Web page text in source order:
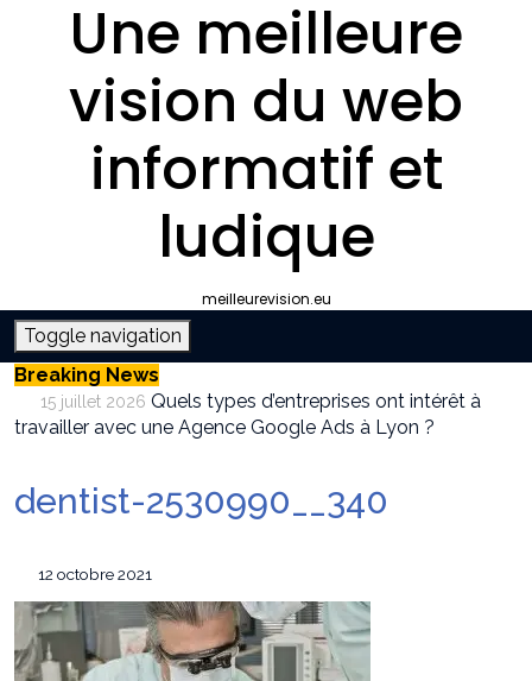
Une meilleure
vision du web
informatif et
ludique
meilleurevision.eu
Toggle navigation
Breaking News
15 juillet 2026 Quels types d’entreprises ont intérêt à
travailler avec une Agence Google Ads à Lyon ?
12 juin 2026 Survivalisme boutique : où acheter son
conférencier idéal pour votre convention annuelle
14 avril 2026
SEO Google Maps Paris : 4 éléments clés
puissants
16 juillet 2026
Pourquoi faire confiance à ADC sécurité
dentist-2530990__340
12 octobre 2021